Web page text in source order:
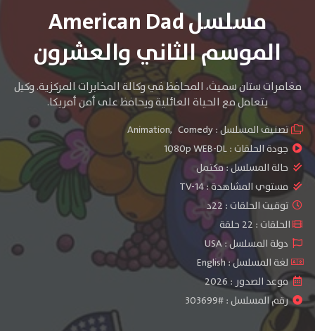
مسلسل American Dad
الموسم الثاني والعشرون
مغامرات ستان سميث، المحافظ في وكالة المخابرات المركزية. وكيل
يتعامل مع الحياة العائلية ويحافظ على أمن أمريكا.
تصنيف المسلسل : Animation, Comedy
جودة الحلقات :1080p WEB-DL
حالة المسلسل :مكتمل
مستوي المشاهدة :TV-14
توقيت الحلقات : 22د
الحلقات : 22 حلقة
دولة المسلسل : USA
لغة المسلسل : English
موعد الصدور : 2026
رقم المسلسل : #303699